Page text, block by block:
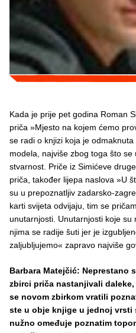
Kada je prije pet godina Roman
priča »Mjesto na kojem ćemo
se radi o knjizi koja je
modela, najviše zbog toga što
stvarnost. Priče iz Simićeve
priča, također lijepa naslova »U
su u prepoznatljiv zadarsko-
karti svijeta odvijaju, tim se
unutarnjosti. Unutarnjosti koje su
njima se radije šuti jer je
zaljubljujemo« zapravo najviše
Barbara Matejčić: Neprestano
zbirci priča nastanjivali
se novom zbirkom vratili
ste u obje knjige u jednoj
nužno omeđuje poznatim